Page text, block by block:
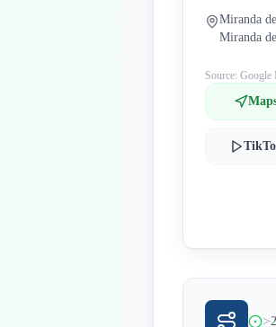
Miranda
Miranda
Source: Google
>2